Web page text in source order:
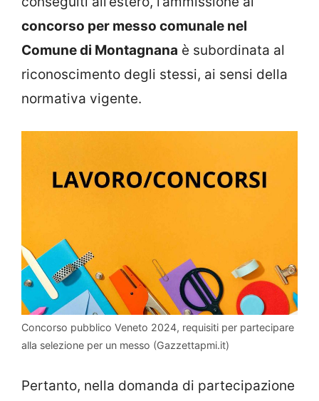
concorso per messo comunale nel
Comune di Montagnana è subordinata al
riconoscimento degli stessi, ai sensi della
normativa vigente.
Concorso pubblico Veneto 2024, requisiti per partecipare
alla selezione per un messo (Gazzettapmi.it)
Pertanto, nella domanda di partecipazione